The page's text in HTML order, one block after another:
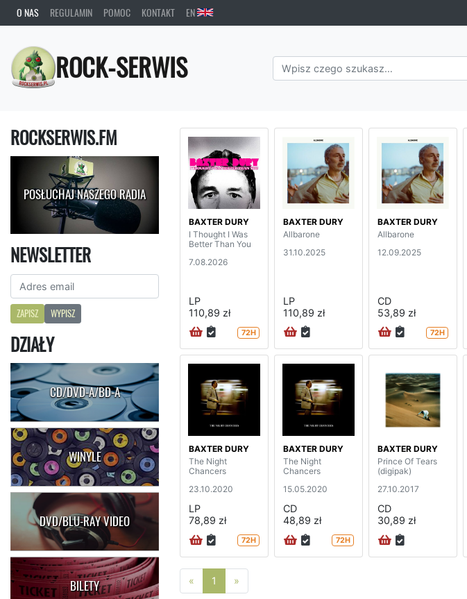
O NAS REGULAMIN POMOC KONTAKT EN
ROCK-SERWIS
ROCKSERWIS.FM
POSŁUCHAJ NASZEGO RADIA
NEWSLETTER
ZAPISZ WYPISZ
DZIAŁY
CD/DVD-A/BD-A
WINYLE
DVD/BLU-RAY VIDEO
BILETY
BAXTER DURY
I Thought I Was
Better Than You
7.08.2026
LP
110,89 zł
72H
BAXTER DURY
Allbarone
31.10.2025
LP
110,89 zł
BAXTER DURY
Allbarone
12.09.2025
CD
53,89 zł
72H
BAXTER DURY
The Night
Chancers
23.10.2020
LP
78,89 zł
72H
BAXTER DURY
The Night
Chancers
15.05.2020
CD
48,89 zł
72H
BAXTER DURY
Prince Of Tears
(digipak)
27.10.2017
CD
30,89 zł
« Poprzednia strona
1 »